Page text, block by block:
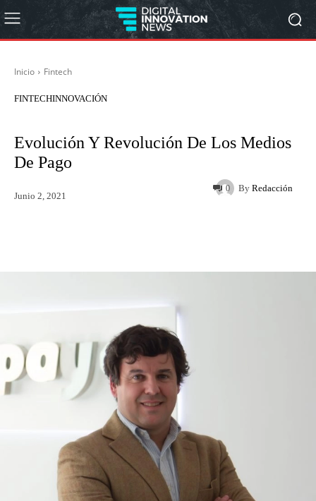
Inicio Fintech
FINTECHINNOVACIÓN
Evolución Y Revolución De Los Medios
De Pago
By Redacción
Junio 2, 2021
0